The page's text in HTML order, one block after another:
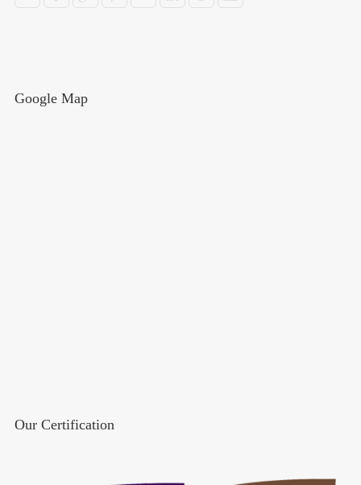
Google Map
Our Certification